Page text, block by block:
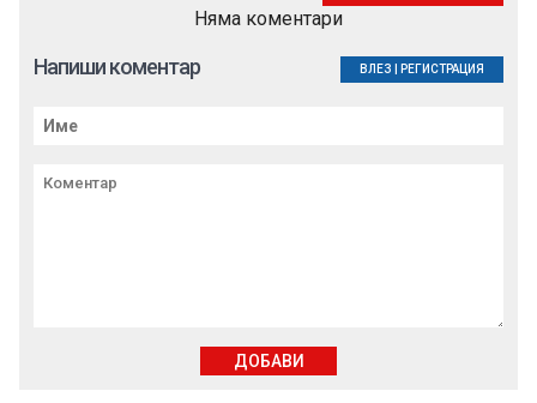
Няма коментари
Напиши коментар ВЛЕЗ РЕГИСТРАЦИЯ
ДОБАВИ